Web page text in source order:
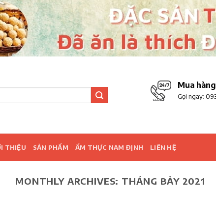
Mua
Gọi ngay:
THIỆU SẢN PHẨM ẨM THỰC NAM ĐỊNH LIÊN HỆ
MONTHLY ARCHIVES: THÁNG BẢY 2021